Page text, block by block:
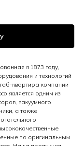
в 1873 году,
и технологий
квартира компании
является одним из
вакуумного
а также
по оригинальным